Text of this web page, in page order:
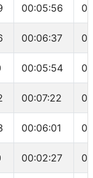
00:05:56
00:06:37
00:05:54
00:07:22
00:06:01
00:02:27